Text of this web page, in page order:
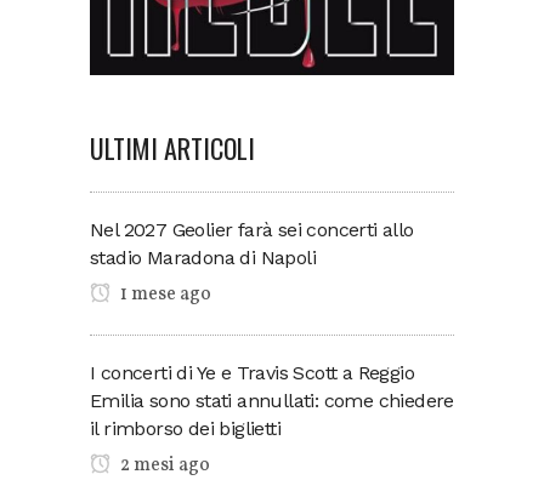
ULTIMI ARTICOLI
Nel 2027 Geolier farà sei concerti allo
stadio Maradona di Napoli
1 mese ago
I concerti di Ye e Travis Scott a Reggio
Emilia sono stati annullati: come chiedere
il rimborso dei biglietti
2 mesi ago